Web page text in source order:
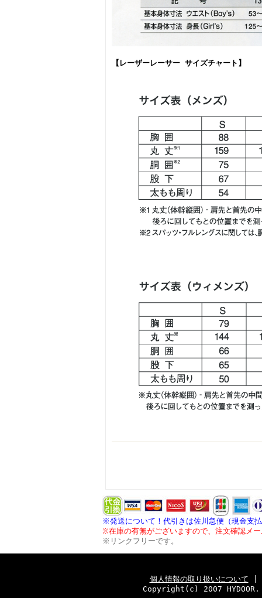
【レーザーレーサー サイズチャート】
※発送について！代引きは佐川急便（現金支
※在庫の有無がございますので、注文確認メ
※リンクフリーです。
個人情報の取り扱いについて
Copyright(c) 2007